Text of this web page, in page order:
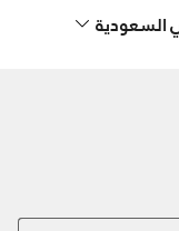
السعودية